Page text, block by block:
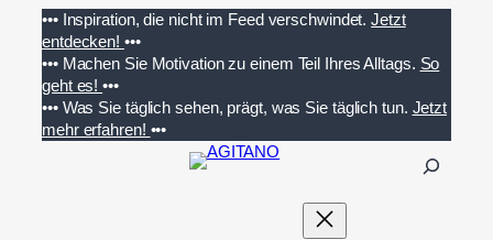
Inhalt
springen
••• Inspiration, die nicht im Feed verschwindet. Jetzt
entdecken! •••
••• Machen Sie Motivation zu einem Teil Ihres Alltags. So
geht es!•••
••• Was Sie täglich sehen, prägt, was Sie täglich tun. Jetzt
mehr erfahren! •••